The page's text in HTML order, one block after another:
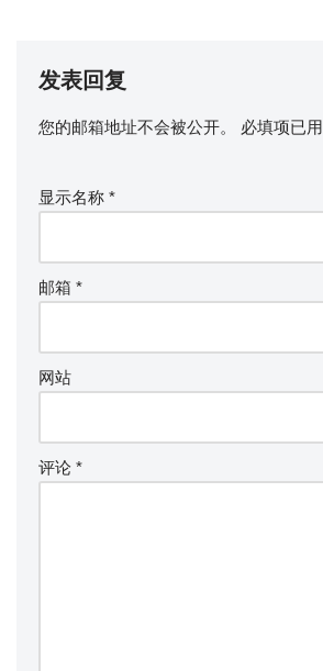
发表回复
您的邮箱地址不会被公开。 必填项已用
显示名称 *
邮箱 *
网站
评论 *